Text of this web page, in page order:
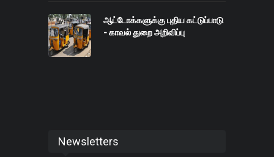
ஆட்டோக்களுக்கு புதிய கட்டுப்பாடு
- காவல் துறை அறிவிப்பு
Newsletters